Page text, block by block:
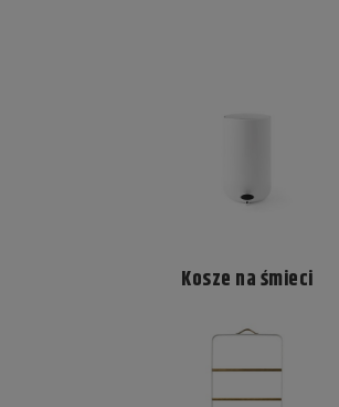
Kosze na śmieci